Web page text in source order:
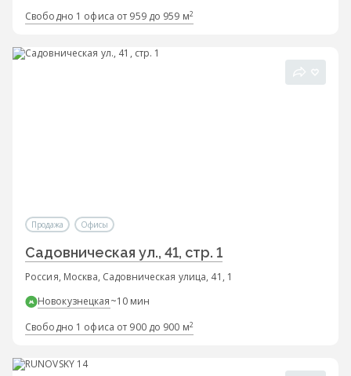
Свободно 1 офиса от 959 до 959 м2
Продажа Офисы
Садовническая ул., 41, стр. 1
Россия, Москва, Садовническая улица, 41, 1
Новокузнецкая~10 мин
Свободно 1 офиса от 900 до 900 м2